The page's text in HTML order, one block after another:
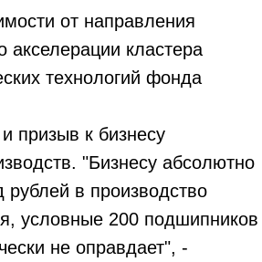
от направления
акселерации кластера
технологий фонда
призыв к бизнесу
"Бизнесу абсолютно
в производство
условные 200 подшипников
не оправдает", -